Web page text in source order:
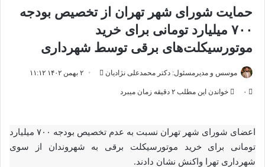
حمایت شورای شهر تهران از تخصیص بودجه
۷۰۰ میلیارد تومانی برای خرید
موتورسیکلت‌های برقی توسط شهرداری
موسس و مدیرمسئول: دکتر محمدعلی نژادیان
ارسال۲ بهمن ۱۴۰۲ ۱۱:۱۲
۰ خواندن این مطلب ۲ دقیقه زمان میبرد
اعضای شورای شهر تهران نسبت به عدم تخصیص بودجه ۷۰۰ میلیارد
تومانی برای خرید موتورسیکلت برقی به شهروندان از سوی
شهرداری تهرا واکنش نشان دادند.